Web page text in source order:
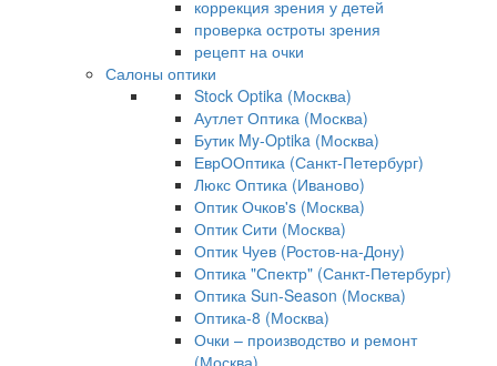
коррекция зрения у детей
проверка остроты зрения
рецепт на очки
Салоны оптики
Stock Optika (Москва)
Аутлет Оптика (Москва)
Бутик My-Optika (Москва)
ЕврООптика (Санкт-Петербург)
Люкс Оптика (Иваново)
Оптик Очков's (Москва)
Оптик Сити (Москва)
Оптик Чуев (Ростов-на-Дону)
Оптика "Спектр" (Санкт-Петербург)
Оптика Sun-Season (Москва)
Оптика-8 (Москва)
Очки – производство и ремонт